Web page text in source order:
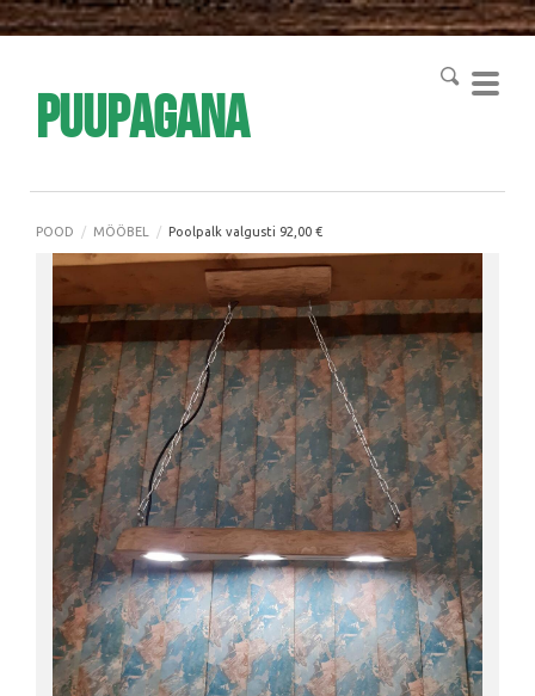
Puupagana
POOD / MÖÖBEL / Poolpalk valgusti 92,00 €